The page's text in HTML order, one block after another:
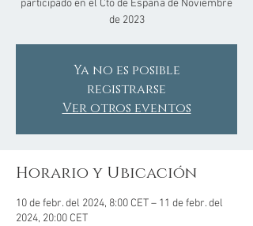
participado en el Cto de España de Noviembre
de 2023
Ya no es posible
registrarse
Ver otros eventos
Horario y Ubicación
10 de febr. del 2024, 8:00 CET – 11 de febr. del
2024, 20:00 CET